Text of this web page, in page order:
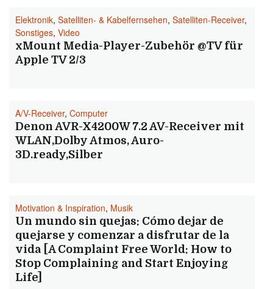
Elektronik, Satelliten- & Kabelfernsehen, Satelliten-Receiver,
Sonstiges, Video
xMount Media-Player-Zubehör @TV für
Apple TV 2/3
A/V-Receiver, Computer
Denon AVR-X4200W 7.2 AV-Receiver mit
WLAN,Dolby Atmos, Auro-
3D.ready,Silber
Motivation & Inspiration, Musik
Un mundo sin quejas: Cómo dejar de
quejarse y comenzar a disfrutar de la
vida [A Complaint Free World: How to
Stop Complaining and Start Enjoying
Life]